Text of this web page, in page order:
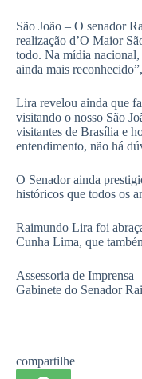
São João – O senador
realização d’O Maior
todo. Na mídia nacional,
ainda mais
Lira revelou ainda que
visitando o nosso São
visitantes de Brasília e
entendimento, não há
O Senador ainda
históricos que todos os
Raimundo Lira foi
Cunha Lima, que
Assessoria de Imprensa
Gabinete do Senador
compartilhe